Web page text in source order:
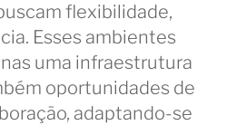
flexibilidade,
Esses ambientes
uma infraestrutura
oportunidades de
adaptando-se